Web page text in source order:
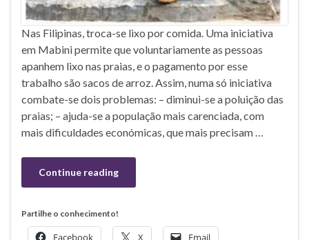
Nas Filipinas, troca-se lixo por comida. Uma iniciativa
em Mabini permite que voluntariamente as pessoas
apanhem lixo nas praias, e o pagamento por esse
trabalho são sacos de arroz. Assim, numa só iniciativa
combate-se dois problemas: – diminui-se a poluição das
praias; – ajuda-se a população mais carenciada, com
mais dificuldades económicas, que mais precisam …
Continue reading
Partilhe o conhecimento!
Facebook X Email